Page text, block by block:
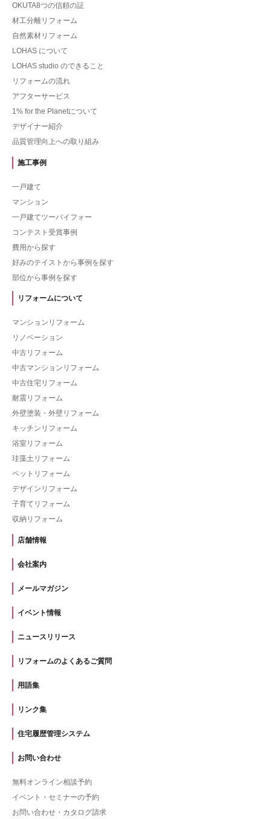
OKUTA8つの信頼の証
材工分離リフォーム
自然素材リフォーム
LOHAS について
LOHAS studio のできること
リフォームの流れ
アフターサービス
1% for the Planetについて
デザイナー紹介
品質管理向上への取り組み
施工事例
一戸建て
マンション
一戸建てツーバイフォー
コンテスト受賞事例
費用から探す
好みのテイストから事例を探す
部位から事例を探す
リフォームについて
マンションリフォーム
リノベーション
中古リフォーム
中古マンションリフォーム
中古住宅リフォーム
耐震リフォーム
外壁塗装・外壁リフォーム
キッチンリフォーム
浴室リフォーム
珪藻土リフォーム
ペットリフォーム
デザインリフォーム
子育てリフォーム
収納リフォーム
店舗情報
会社案内
メールマガジン
イベント情報
ニュースリリース
リフォームのよくあるご質問
用語集
リンク集
住宅履歴管理システム
お問い合わせ
無料オンライン相談予約
イベント・セミナーの予約
お問い合わせ・カタログ請求